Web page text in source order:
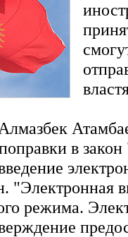
в
"Электронная
режима.